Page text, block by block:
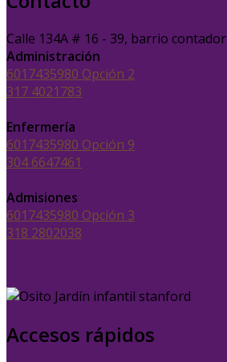
Calle 134A # 16 - 39, barrio contador
Administración
6017435980 Opción 2
317 4021783
Enfermería
6017435980 Opción 9
304 6647461
Admisiones
6017435980 Opción 3
318 2802038
Accesos rápidos